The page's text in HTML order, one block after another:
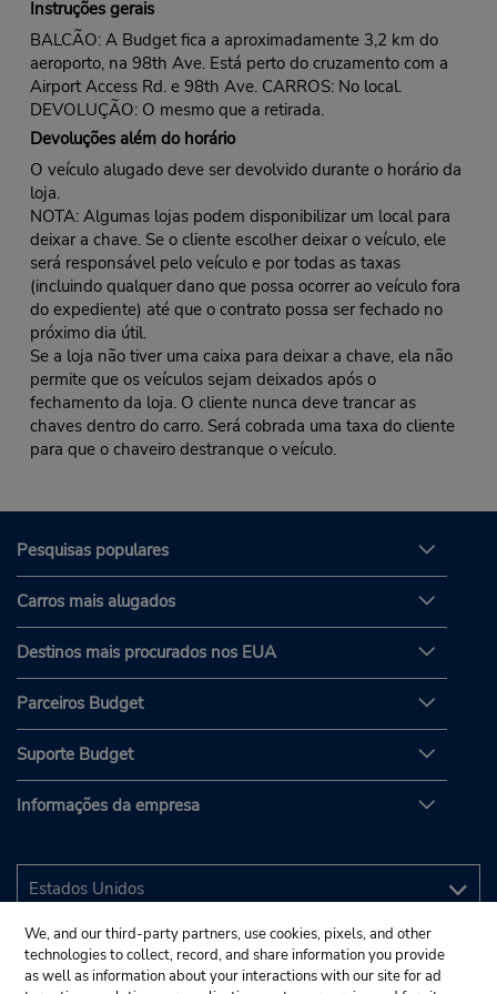
Instruções gerais
BALCÃO: A Budget fica a aproximadamente 3,2 km do
aeroporto, na 98th Ave. Está perto do cruzamento com a
Airport Access Rd. e 98th Ave. CARROS: No local.
DEVOLUÇÃO: O mesmo que a retirada.
Devoluções além do horário
O veículo alugado deve ser devolvido durante o horário da
loja.
NOTA: Algumas lojas podem disponibilizar um local para
deixar a chave. Se o cliente escolher deixar o veículo, ele
será responsável pelo veículo e por todas as taxas
(incluindo qualquer dano que possa ocorrer ao veículo fora
do expediente) até que o contrato possa ser fechado no
próximo dia útil.
Se a loja não tiver uma caixa para deixar a chave, ela não
permite que os veículos sejam deixados após o
fechamento da loja. O cliente nunca deve trancar as
chaves dentro do carro. Será cobrada uma taxa do cliente
para que o chaveiro destranque o veículo.
Pesquisas populares
Carros mais alugados
Destinos mais procurados nos EUA
Parceiros Budget
Suporte Budget
Informações da empresa
We, and our third-party partners, use cookies, pixels, and other
technologies to collect, record, and share information you provide
as well as information about your interactions with our site for ad